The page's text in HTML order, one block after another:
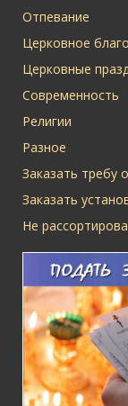
Отпевание
Церковное
Церковные
Современность
Религии
Разное
Заказать требу
Заказать
Не